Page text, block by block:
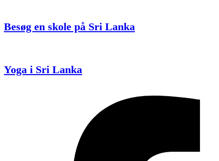
Besøg en skole på Sri Lanka
Yoga i Sri Lanka